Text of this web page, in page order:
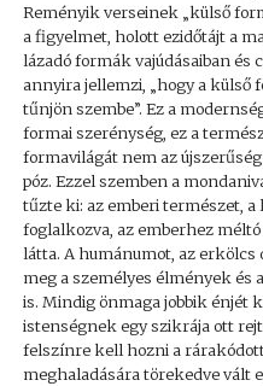
Reményik verseinek „külső
a figyelmet, holott ezidőtájt a
lázadó formák vajúdásaiban és
annyira jellemzi, „hogy a külső
tűnjön szembe”. Ez a
formai szerénység, ez a
formavilágát nem az
póz. Ezzel szemben a
tűzte ki: az emberi természet,
foglalkozva, az emberhez méltó
látta. A humánumot, az
meg a személyes élmények és
is. Mindig önmaga jobbik énjét
istenségnek egy szikrája ott
felszínre kell hozni a
meghaladására törekedve vált